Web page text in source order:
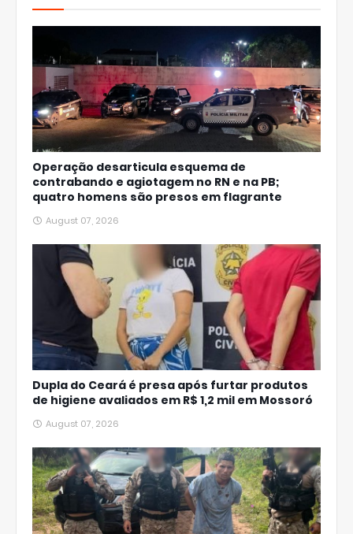
Operação desarticula esquema de
contrabando e agiotagem no RN e na PB;
quatro homens são presos em flagrante
August 07, 2026
Dupla do Ceará é presa após furtar produtos
de higiene avaliados em R$ 1,2 mil em Mossoró
August 07, 2026